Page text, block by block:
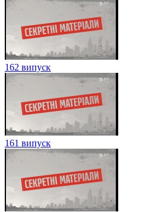
162 випуск
161 випуск